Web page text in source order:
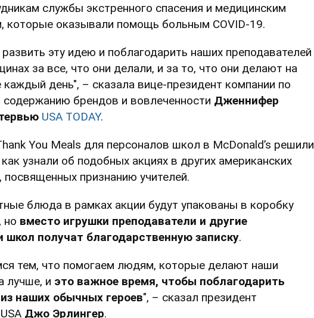
службы экстренного спасения и медицинским
которые оказывали помощь больным COVID-19.
эту идею и поблагодарить наших преподавателей
за все, что они делали, и за то, что они делают на
день", – сказала вице-президент компании по
содержанию брендов и вовлеченности Дженнифер
USA TODAY.
You Meals для персоналов школ в McDonald’s решили
узнали об подобных акциях в других американских
посвященных признанию учителей.
блюда в рамках акции будут упакованы в коробку
но вместо игрушки преподаватели и другие
школ получат благодарственную записку.
тем, что помогаем людям, которые делают наши
лучше, и это важное время, чтобы поблагодарить
наших обычных героев", – сказал президент
Джо Эрлингер.